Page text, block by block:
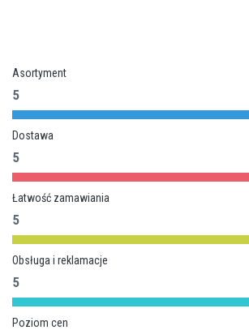
Asortyment
5
Dostawa
5
Łatwość zamawiania
5
Obsługa i reklamacje
5
Poziom cen